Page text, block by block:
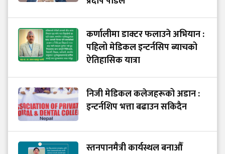
कर्णालीमा डाक्टर फलाउने अभियान :
पहिलो मेडिकल इन्टर्नसिप ब्याचको
ऐतिहासिक यात्रा
निजी मेडिकल कलेजहरूको अडान :
इन्टर्नशिप भत्ता बढाउन सकिदैन
स्तनपानमैत्री कार्यस्थल बनाऔँ